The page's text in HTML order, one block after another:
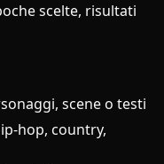
scelte, risultati
scene o testi
hop, country,